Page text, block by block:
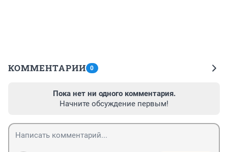
КОММЕНТАРИИ 0
Пока нет ни одного комментария.
Начните обсуждение первым!